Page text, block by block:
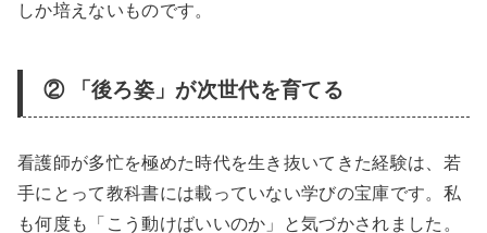
しか培えないものです。
② 「後ろ姿」が次世代を育てる
看護師が多忙を極めた時代を生き抜いてきた経験は、若
手にとって教科書には載っていない学びの宝庫です。私
も何度も「こう動けばいいのか」と気づかされました。